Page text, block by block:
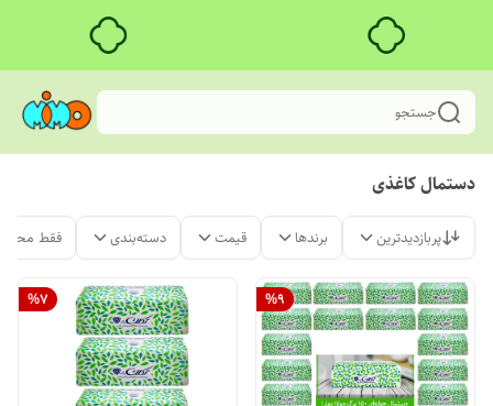
جستجو
دستمال کاغذی
پربازدیدترین برندها قیمت دسته‌بندی فقط
%9
%7